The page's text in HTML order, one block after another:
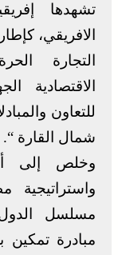
تشهدها
الافريقي،
التجارة
الاقتصادية
للتعاون
شمال القارة “.
وخلص إلى
مسلسل الدول
مبادرة تمكين